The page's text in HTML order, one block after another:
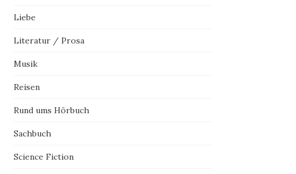
Liebe
Literatur / Prosa
Musik
Reisen
Rund ums Hörbuch
Sachbuch
Science Fiction